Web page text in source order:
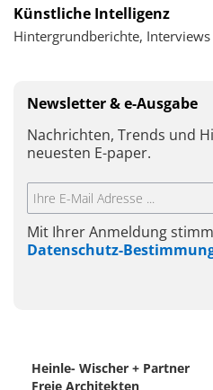
Künstliche Intelligenz
Hintergrundberichte,
Newsletter & e-Ausgabe
Nachrichten, Trends und
neuesten E-paper.
Mit Ihrer Anmeldung
Datenschutz-
Heinle- Wischer + Partner
Freie Architekten